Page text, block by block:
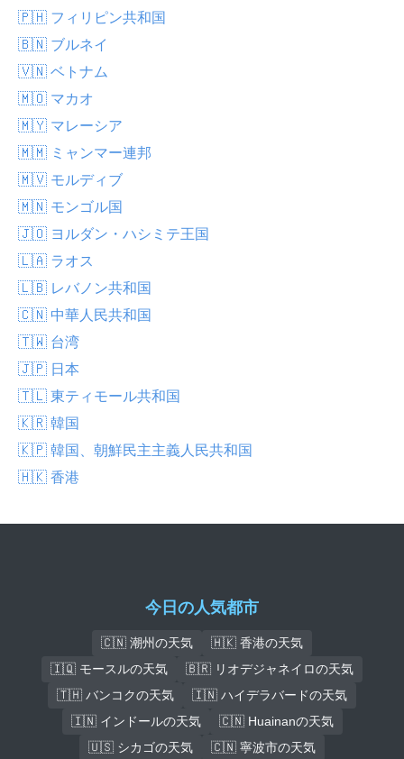
🇵🇭 フィリピン共和国
🇧🇳 ブルネイ
🇻🇳 ベトナム
🇲🇴 マカオ
🇲🇾 マレーシア
🇲🇲 ミャンマー連邦
🇲🇻 モルディブ
🇲🇳 モンゴル国
🇯🇴 ヨルダン・ハシミテ王国
🇱🇦 ラオス
🇱🇧 レバノン共和国
🇨🇳 中華人民共和国
🇹🇼 台湾
🇯🇵 日本
🇹🇱 東ティモール共和国
🇰🇷 韓国
🇰🇵 韓国、朝鮮民主主義人民共和国
🇭🇰 香港
今日の人気都市
🇨🇳 潮州の天気
🇭🇰 香港の天気
🇮🇶 モースルの天気
🇧🇷 リオデジャネイロの天気
🇹🇭 バンコクの天気
🇮🇳 ハイデラバードの天気
🇮🇳 インドールの天気
🇨🇳 Huainanの天気
🇺🇸 シカゴの天気
🇨🇳 寧波市の天気